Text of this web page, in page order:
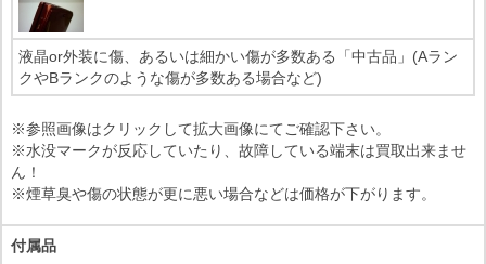
液晶or外装に傷、あるいは細かい傷が多数ある「中古品」(Aラン
クやBランクのような傷が多数ある場合など)
※参照画像はクリックして拡大画像にてご確認下さい。
※水没マークが反応していたり、故障している端末は買取出来ませ
ん！
※煙草臭や傷の状態が更に悪い場合などは価格が下がります。
付属品